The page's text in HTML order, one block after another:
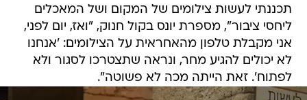
תכננתי לעשות צילומים של המקום ושל המאכלים
ליחסי ציבור", מספרת יונס בקול חנוק, "ואז, יום לפני,
אני מקבלת טלפון מהאחראית על הצילומים: 'אנחנו
לא יכולים להגיע מחר, ונראה שתצטרכו לסגור ולא
לפתוח'. זאת הייתה מכה לא פשוטה".